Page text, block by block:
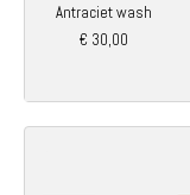
Antraciet wash
€ 30,00